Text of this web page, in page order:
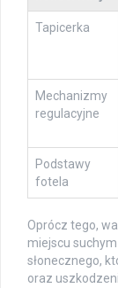
Tapicerka
Mechanizmy
regulacyjne
Podstawy
fotela
Oprócz tego,
miejscu
słonecznego,
oraz